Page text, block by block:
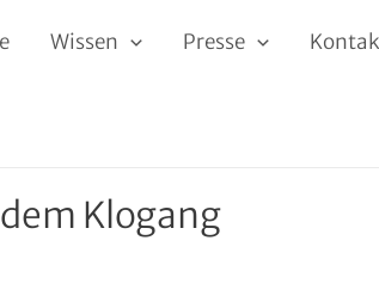
Wissen Presse
Klogang